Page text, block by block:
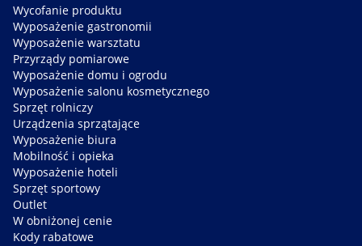
Wycofanie produktu
Wyposażenie gastronomii
Wyposażenie warsztatu
Przyrządy pomiarowe
Wyposażenie domu i ogrodu
Wyposażenie salonu kosmetycznego
Sprzęt rolniczy
Urządzenia sprzątające
Wyposażenie biura
Mobilność i opieka
Wyposażenie hoteli
Sprzęt sportowy
Outlet
W obniżonej cenie
Kody rabatowe